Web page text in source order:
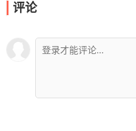
评论